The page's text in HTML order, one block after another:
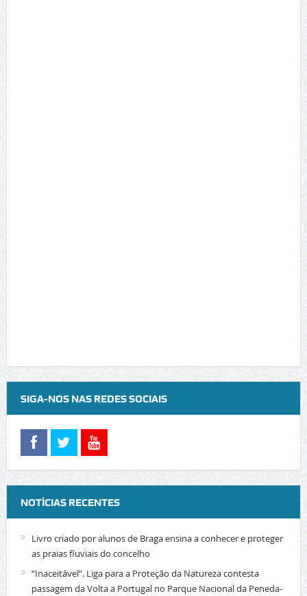
SIGA-NOS NAS REDES SOCIAIS
NOTÍCIAS RECENTES
Livro criado por alunos de Braga ensina a conhecer e proteger
as praias fluviais do concelho
“Inaceitável”. Liga para a Proteção da Natureza contesta
passagem da Volta a Portugal no Parque Nacional da Peneda-